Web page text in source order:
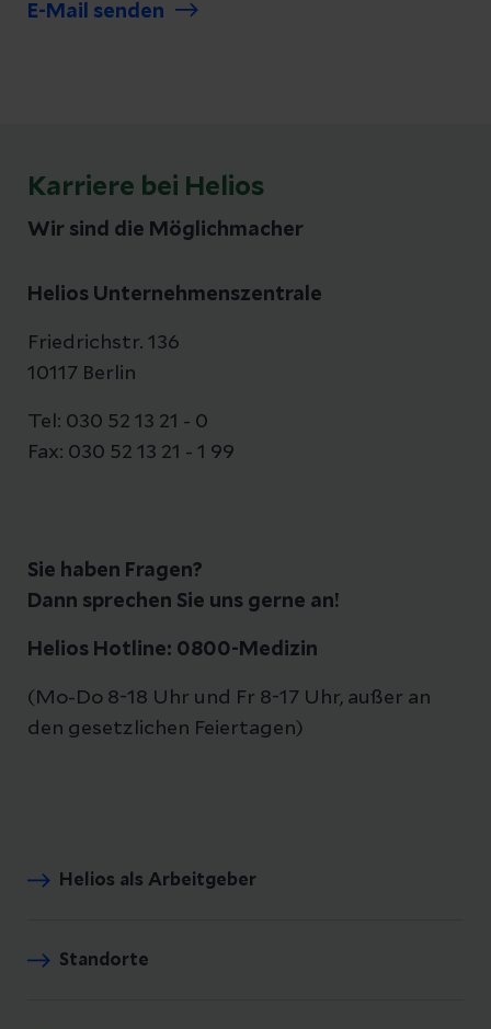
E-Mail senden
Karriere bei Helios
Wir sind die Möglichmacher
Helios Unternehmenszentrale
Friedrichstr. 136
10117 Berlin
Tel: 030 52 13 21 - 0
Fax: 030 52 13 21 - 1 99
Sie haben Fragen?
Dann sprechen Sie uns gerne an!
Helios Hotline: 0800-Medizin
(Mo-Do 8-18 Uhr und Fr 8-17 Uhr, außer an
den gesetzlichen Feiertagen)
Helios als Arbeitgeber
Standorte